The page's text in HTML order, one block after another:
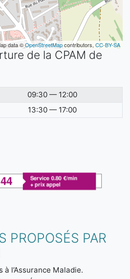
data ©OpenStreetMapcontributors, CC-BY-SA
de la CPAM de
09:30 — 12:00
13:30 — 17:00
PROPOSÉS PAR
l’Assurance Maladie.